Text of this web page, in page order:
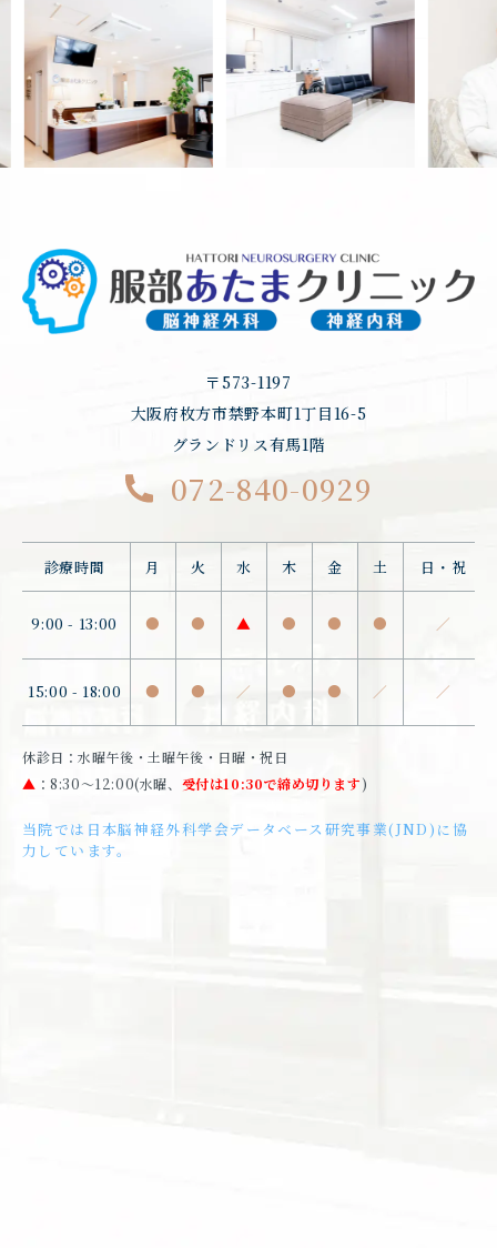
Previous
〒573-1197
大阪府枚方市禁野本町1丁目16-5
グランドリス有馬1階
072-840-0929
診療時間 月 火 水 木 金 土 日・祝
9:00 - 13:00 ● ● ▲ ● ● ● ／
15:00 - 18:00 ● ● ／ ● ● ／ ／
休診日：水曜午後・土曜午後・日曜・祝日
▲ ：8:30〜12:00(水曜、 受付は10:30で締め切ります)
当院では日本脳神経外科学会データベース研究事業(JND)に協
力しています。